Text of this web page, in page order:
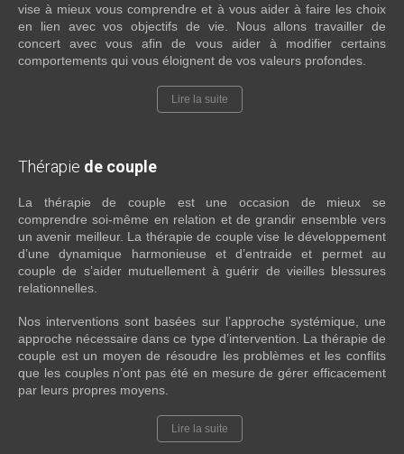
vise à mieux vous comprendre et à vous aider à faire les choix
en lien avec vos objectifs de vie. Nous allons travailler de
concert avec vous afin de vous aider à modifier certains
comportements qui vous éloignent de vos valeurs profondes.
Lire la suite
Thérapie de couple
La thérapie de couple est une occasion de mieux se
comprendre soi-même en relation et de grandir ensemble vers
un avenir meilleur. La thérapie de couple vise le développement
d’une dynamique harmonieuse et d’entraide et permet au
couple de s’aider mutuellement à guérir de vieilles blessures
relationnelles.
Nos interventions sont basées sur l’approche systémique, une
approche nécessaire dans ce type d’intervention. La thérapie de
couple est un moyen de résoudre les problèmes et les conflits
que les couples n’ont pas été en mesure de gérer efficacement
par leurs propres moyens.
Lire la suite